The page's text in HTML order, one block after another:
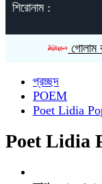
শিরোনাম :
গোলাম কবির এর
প্রচ্ছদ
POEM
Poet Lidia
Poet Lidia